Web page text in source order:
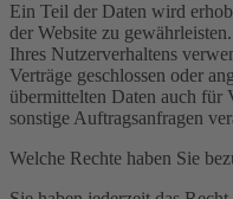
Ein Teil der Daten wird
der Website zu
Ihres Nutzerverhaltens
Verträge geschlossen oder
übermittelten Daten auch für
sonstige Auftragsanfragen
Welche Rechte haben Sie